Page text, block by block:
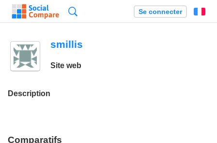
Se connecter
smillis
Site web
Description
Comparatifs